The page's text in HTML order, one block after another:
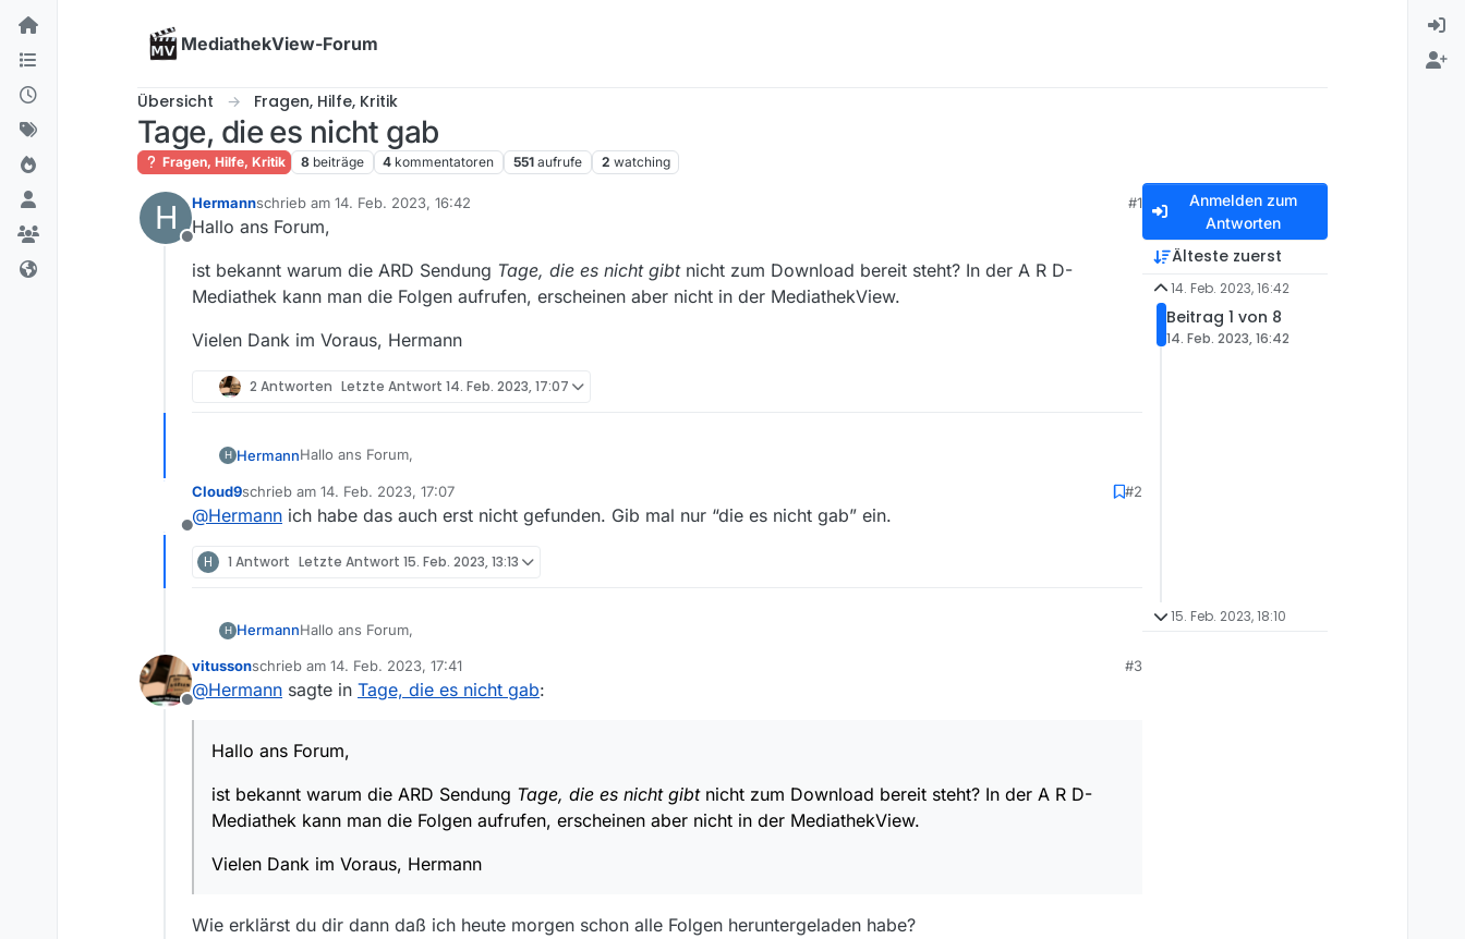
Skip to content
MediathekView-Forum
Übersicht Fragen, Hilfe, Kritik
Tage, die es nicht gab
Fragen, Hilfe, Kritik 8 beiträge 4 kommentatoren 551 aufrufe 2 watching
H
Offline
Hermannschrieb am 14. Feb. 2023, 16:42
zuletzt editiert von
#1
Hallo ans Forum,
ist bekannt warum die ARD Sendung Tage, die es nicht gibtnicht zum Download bereit steht? In der A R D-
Mediathek kann man die Folgen aufrufen, erscheinen aber nicht in der MediathekView.
Vielen Dank im Voraus, Hermann
2 Antworten Letzte Antwort 14. Feb. 2023, 17:07
H HermannHallo ans Forum,
ist bekannt warum die ARD Sendung
man die Folgen aufrufen, erscheinen aber nicht in der MediathekView.
Offline
Cloud9schrieb am 14. Feb. 2023, 17:07
zuletzt editiert von
#2
@Hermann ich habe das auch erst nicht gefunden. Gib mal nur “die es nicht gab” ein.
H 1 Antwort Letzte Antwort 15. Feb. 2023, 13:13
H HermannHallo ans Forum,
ist bekannt warum die ARD Sendung
man die Folgen aufrufen, erscheinen aber nicht in der MediathekView.
Offline
vitussonschrieb am 14. Feb. 2023, 17:41
zuletzt editiert von
#3
@Hermann sagte in Tage, die es nicht gab:
Hallo ans Forum,
ist bekannt warum die ARD Sendung Tage, die es nicht gibtnicht zum Download bereit steht? In der A R D-
Mediathek kann man die Folgen aufrufen, erscheinen aber nicht in der MediathekView.
Vielen Dank im Voraus, Hermann
Wie erklärst du dir dann daß ich heute morgen schon alle Folgen heruntergeladen habe?
Anmelden zum
Antworten
Älteste zuerst
14. Feb. 2023, 16:42
Beitrag 1 von 8
14. Feb. 2023, 16:42
15. Feb. 2023, 18:10